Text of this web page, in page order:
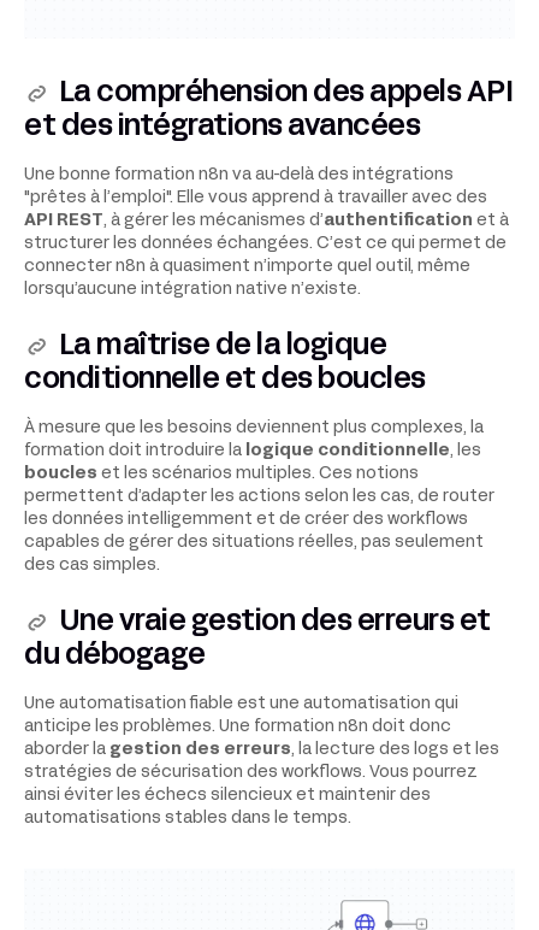
La compréhension des appels API
et des intégrations avancées
Une bonne formation n8n va au-delà des intégrations
"prêtes à l’emploi". Elle vous apprend à travailler avec des
API REST , à gérer les mécanismes d’authentification et à
structurer les données échangées. C’est ce qui permet de
connecter n8n à quasiment n’importe quel outil, même
lorsqu’aucune intégration native n’existe.
La maîtrise de la logique
conditionnelle et des boucles
À mesure que les besoins deviennent plus complexes, la
formation doit introduire la
logique conditionnelle, les
boucles et les scénarios multiples. Ces notions
permettent d’adapter les actions selon les cas, de router
les données intelligemment et de créer des workflows
capables de gérer des situations réelles, pas seulement
des cas simples.
Une vraie gestion des erreurs et
du débogage
Une automatisation fiable est une automatisation qui
anticipe les problèmes. Une formation n8n doit donc
aborder la gestion des erreurs, la lecture des logs et les
stratégies de sécurisation des workflows. Vous pourrez
ainsi éviter les échecs silencieux et maintenir des
automatisations stables dans le temps.